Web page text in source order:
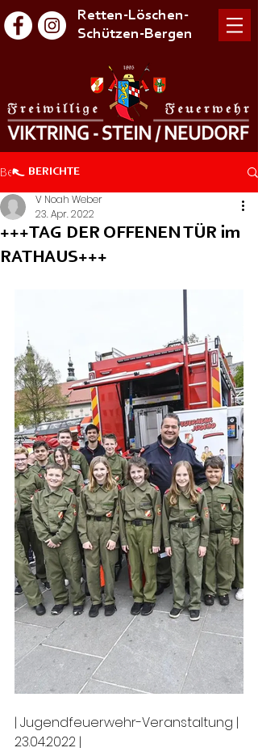
Retten-Löschen-
Schützen-Bergen
Beitrag
+++TAG DER OFFENEN TÜR im
RATHAUS+++
V Noah Weber
23. Apr. 2022
| Jugendfeuerwehr-Veranstaltung |
23.04.2022 |
BERICHTE